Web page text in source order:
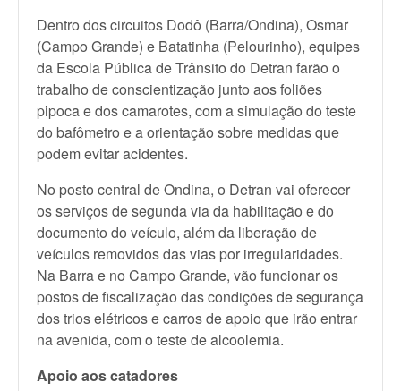
Dentro dos circuitos Dodô (Barra/Ondina), Osmar
(Campo Grande) e Batatinha (Pelourinho), equipes
da Escola Pública de Trânsito do Detran farão o
trabalho de conscientização junto aos foliões
pipoca e dos camarotes, com a simulação do teste
do bafômetro e a orientação sobre medidas que
podem evitar acidentes.
No posto central de Ondina, o Detran vai oferecer
os serviços de segunda via da habilitação e do
documento do veículo, além da liberação de
veículos removidos das vias por irregularidades.
Na Barra e no Campo Grande, vão funcionar os
postos de fiscalização das condições de segurança
dos trios elétricos e carros de apoio que irão entrar
na avenida, com o teste de alcoolemia.
Apoio aos catadores